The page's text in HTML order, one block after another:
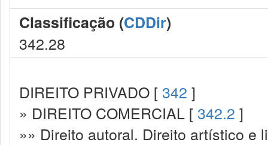
Classificação (CDDir)
342.28
DIREITO PRIVADO [ 342 ]
» DIREITO COMERCIAL [ 342.2 ]
»» Direito autoral. Direito artístico e